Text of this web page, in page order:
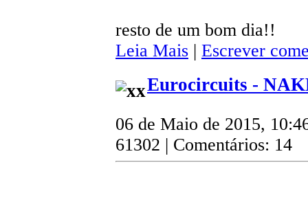
resto de um bom dia!!
Leia Mais | Escrever
Eurocircuits -
06 de Maio de 2015,
61302 | Comentários: 14